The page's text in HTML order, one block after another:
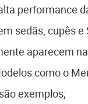
performance
sedãs, cupês e
aparecem
como o
exemplos;